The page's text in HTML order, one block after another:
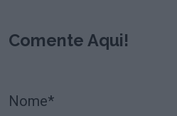
Comente Aqui!
Nome*